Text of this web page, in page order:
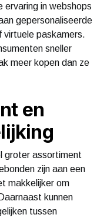
ervaring in webshops
gepersonaliseerde
virtuele paskamers.
sneller
meer kopen dan ze
en
groter assortiment
zijn aan een
makkelijker om
kunnen
tussen